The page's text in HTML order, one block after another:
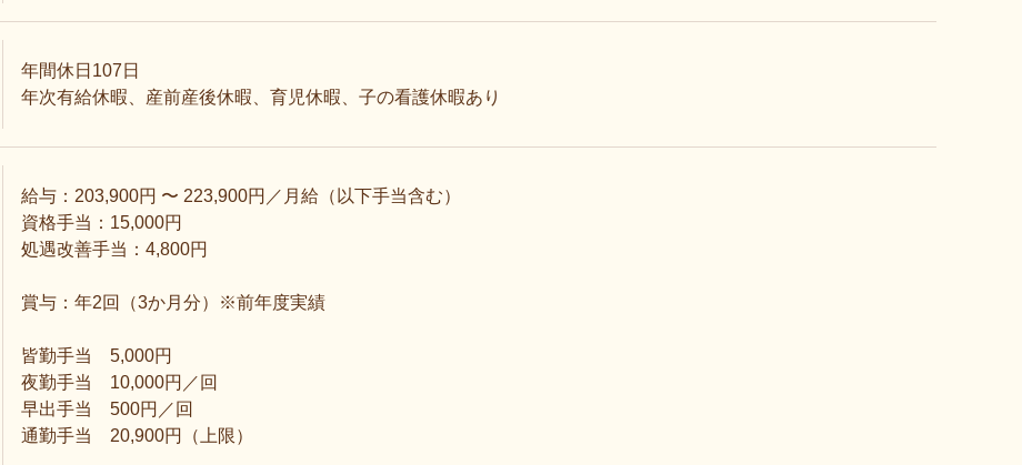
年間休日107日
年次有給休暇、産前産後休暇、育児休暇、子の看護休暇あり
給与：203,900円 〜 223,900円／月給（以下手当含む）
資格手当：15,000円
処遇改善手当：4,800円
賞与：年2回（3か月分）※前年度実績
皆勤手当 5,000円
夜勤手当 10,000円／回
早出手当 500円／回
通勤手当 20,900円（上限）